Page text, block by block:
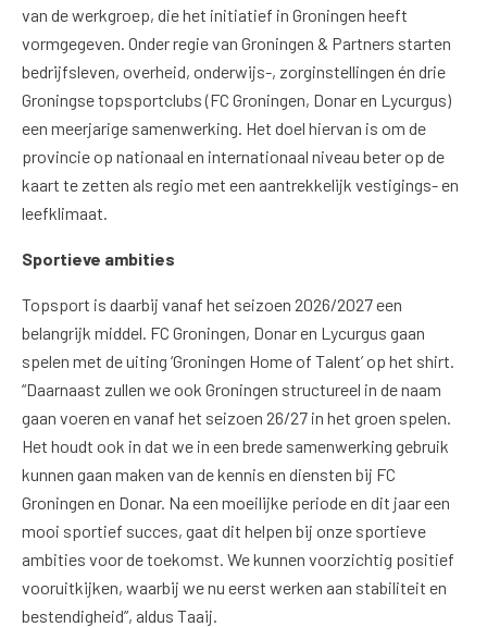
van de werkgroep, die het initiatief in Groningen heeft
vormgegeven. Onder regie van Groningen & Partners starten
bedrijfsleven, overheid, onderwijs-, zorginstellingen én drie
Groningse topsportclubs (FC Groningen, Donar en Lycurgus)
een meerjarige samenwerking. Het doel hiervan is om de
provincie op nationaal en internationaal niveau beter op de
kaart te zetten als regio met een aantrekkelijk vestigings- en
leefklimaat.
Sportieve ambities
Topsport is daarbij vanaf het seizoen 2026/2027 een
belangrijk middel. FC Groningen, Donar en Lycurgus gaan
spelen met de uiting ‘Groningen Home of Talent’ op het shirt.
“Daarnaast zullen we ook Groningen structureel in de naam
gaan voeren en vanaf het seizoen 26/27 in het groen spelen.
Het houdt ook in dat we in een brede samenwerking gebruik
kunnen gaan maken van de kennis en diensten bij FC
Groningen en Donar. Na een moeilijke periode en dit jaar een
mooi sportief succes, gaat dit helpen bij onze sportieve
ambities voor de toekomst. We kunnen voorzichtig positief
vooruitkijken, waarbij we nu eerst werken aan stabiliteit en
bestendigheid”, aldus Taaij.